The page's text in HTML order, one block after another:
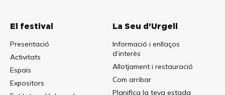
El festival
Presentació
Activitats
Espais
Expositors
La Seu d'Urgell
Informació i enllaços
d’interès
Allotjament i restauració
Com arribar
Planifica la teva estada